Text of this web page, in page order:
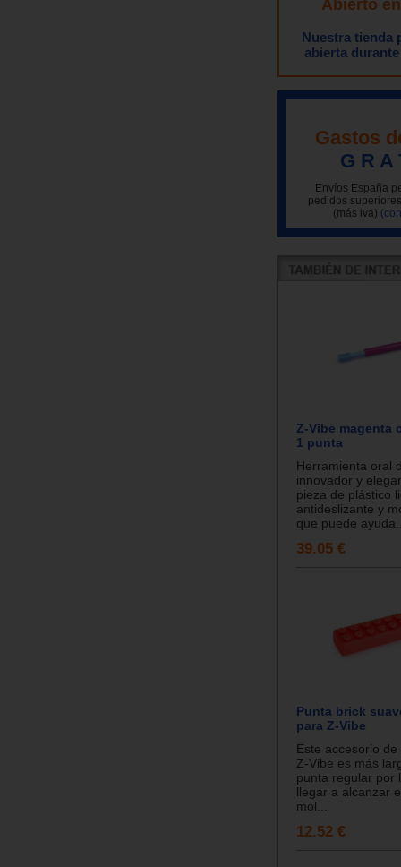
Abierto
Nuestra tienda
abierta
Gastos
G R A
Envíos España
pedidos
(más iva)
Z-Vibe magenta
1 punta
Herramienta oral
innovador y
pieza de plástico
antideslizante y
que puede
39.05 €
Punta brick
para Z-Vibe
Este accesorio
Z-Vibe es más
punta regular por
llegar a alcanzar
mol...
12.52 €